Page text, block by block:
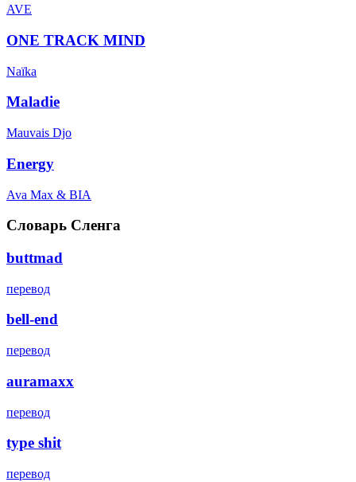
AVE
ONE TRACK MIND
Naïka
Maladie
Mauvais Djo
Energy
Ava Max & BIA
Словарь Сленга
buttmad
перевод
bell-end
перевод
auramaxx
перевод
type shit
перевод